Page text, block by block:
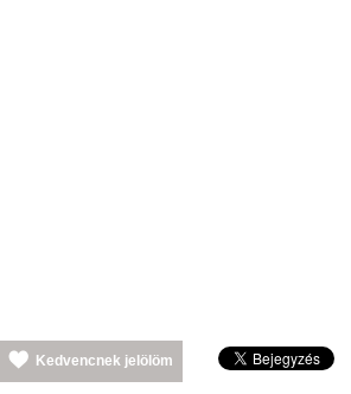
Kedvencnek jelölöm